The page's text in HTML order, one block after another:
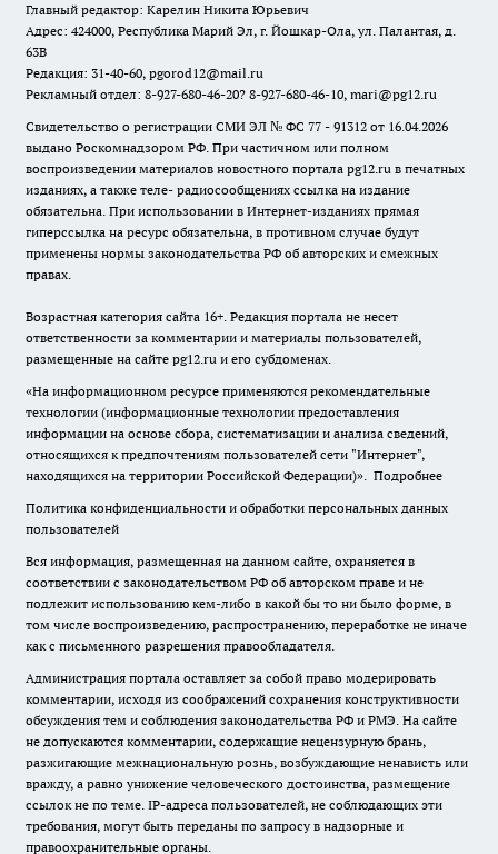
Главный редактор: Карелин Никита Юрьевич
Адрес: 424000, Республика Марий Эл, г. Йошкар-Ола, ул. Палантая, д.
63В
Редакция: 31-40-60, pgorod12@mail.ru
Рекламный отдел: 8-927-680-46-20? 8-927-680-46-10, mari@pg12.ru
Свидетельство о регистрации СМИ ЭЛ № ФС 77 - 91312 от 16.04.2026
выдано Роскомнадзором РФ. При частичном или полном
воспроизведении материалов новостного портала pg12.ru в печатных
изданиях, а также теле- радиосообщениях ссылка на издание
обязательна. При использовании в Интернет-изданиях прямая
гиперссылка на ресурс обязательна, в противном случае будут
применены нормы законодательства РФ об авторских и смежных
правах.
Возрастная категория сайта 16+. Редакция портала не несет
ответственности за комментарии и материалы пользователей,
размещенные на сайте pg12.ru и его субдоменах.
«На информационном ресурсе применяются рекомендательные
технологии (информационные технологии предоставления
информации на основе сбора, систематизации и анализа сведений,
относящихся к предпочтениям пользователей сети "Интернет",
находящихся на территории Российской Федерации)». Подробнее
Политика конфиденциальности и обработки персональных данных
пользователей
Вся информация, размещенная на данном сайте, охраняется в
соответствии с законодательством РФ об авторском праве и не
подлежит использованию кем-либо в какой бы то ни было форме, в
том числе воспроизведению, распространению, переработке не иначе
как с письменного разрешения правообладателя.
Администрация портала оставляет за собой право модерировать
комментарии, исходя из соображений сохранения конструктивности
обсуждения тем и соблюдения законодательства РФ и РМЭ. На сайте
не допускаются комментарии, содержащие нецензурную брань,
разжигающие межнациональную рознь, возбуждающие ненависть или
вражду, а равно унижение человеческого достоинства, размещение
ссылок не по теме. IP-адреса пользователей, не соблюдающих эти
требования, могут быть переданы по запросу в надзорные и
правоохранительные органы.